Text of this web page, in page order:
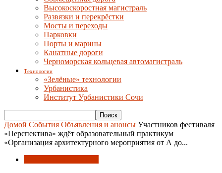
Высокоскоростная магистраль
Развязки и перекрёстки
Мосты и переходы
Парковки
Порты и марины
Канатные дороги
Черноморская кольцевая автомагистраль
Технологии
«Зелёные» технологии
Урбанистика
Институт Урбанистики Сочи
Домой События Объявления и анонсы Участников фестиваля
«Перспектива» ждёт образовательный практикум
«Организация архитектурного мероприятия от А до...